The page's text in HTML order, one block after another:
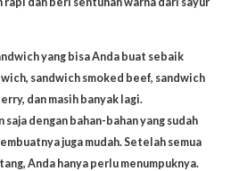
yang bisa Anda buat sebaik
sandwich smoked beef, sandwich
dan masih banyak lagi.
dengan bahan-bahan yang sudah
juga mudah. Setelah semua
Anda hanya perlu menumpuknya.